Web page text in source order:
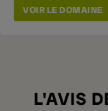
VOIR LE DOMAINE
L'AVIS